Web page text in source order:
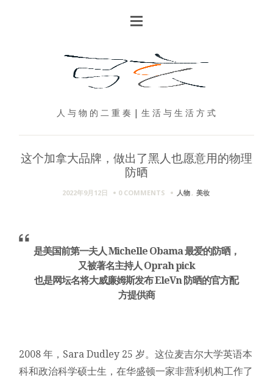
人 与 物 的 二 重 奏 | 生 活 与 生 活 方 式
这个加拿大品牌，做出了黑人也愿意用的物理
防晒
2022年9月12日 0 COMMENTS 人物 , 美妆
是美国前第一夫人 Michelle Obama 最爱的防晒，
又被著名主持人 Oprah pick
也是网坛名将大威廉姆斯发布 EleVn 防晒的官方配
方提供商
2008 年，Sara Dudley 25 岁。这位麦吉尔大学英语本
科和政治科学硕士生，在华盛顿一家非营利机构工作了